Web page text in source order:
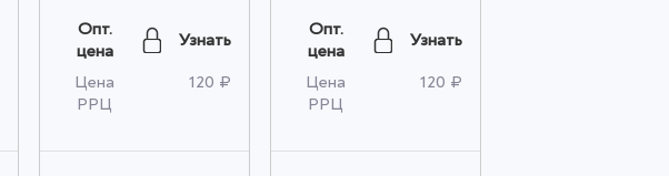
черный оптом
Опт.
цена
Узнать
Цена
РРЦ
120 ₽
оптом
Опт.
цена
Узнать
Цена
РРЦ
120 ₽